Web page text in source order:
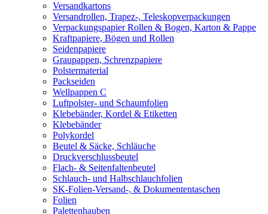
Versandkartons
Versandrollen, Trapez-, Teleskopverpackungen
Verpackungspapier Rollen & Bogen, Karton & Pappe
Kraftpapiere, Bögen und Rollen
Seidenpapiere
Graupappen, Schrenzpapiere
Polstermaterial
Packseiden
Wellpappen C
Luftpolster- und Schaumfolien
Klebebänder, Kordel & Etiketten
Klebebänder
Polykordel
Beutel & Säcke, Schläuche
Druckverschlussbeutel
Flach- & Seitenfaltenbeutel
Schlauch- und Halbschlauchfolien
SK-Folien-Versand-, & Dokumententaschen
Folien
Palettenhauben